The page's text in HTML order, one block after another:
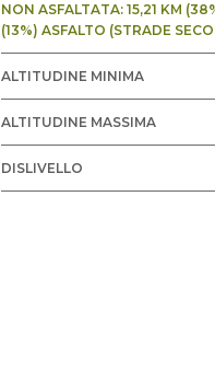
NON ASFALTATA: 15,21 KM
(13%) ASFALTO (STRADE
ALTITUDINE MINIMA
ALTITUDINE MASSIMA
DISLIVELLO